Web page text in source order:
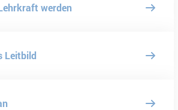
werden
Leitbild